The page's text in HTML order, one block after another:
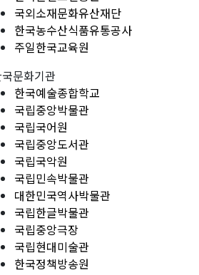
국외소재문화유산재단
한국농수산식품유통공사
주일한국교육원
문화기관
한국예술종합학교
국립중앙박물관
국립국어원
국립중앙도서관
국립국악원
국립민속박물관
대한민국역사박물관
국립한글박물관
국립중앙극장
국립현대미술관
한국정책방송원